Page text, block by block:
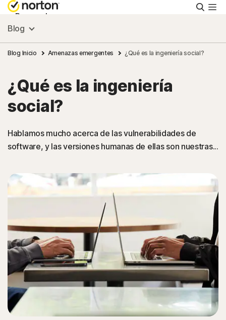
Personal
Pequeñas empresas
Recursos
Soporte
Prueba gratis
Hispanoamérica
Blog
Blog Inicio Amenazas emergentes ¿Qué es la ingeniería social?
¿Qué es la ingeniería
social?
Hablamos mucho acerca de las vulnerabilidades de
software, y las versiones humanas de ellas son nuestras...